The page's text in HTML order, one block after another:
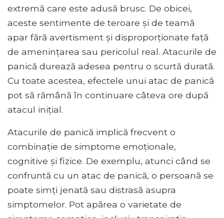
extremă care este adusă brusc. De obicei,
aceste sentimente de teroare și de teamă
apar fără avertisment și disproporționate față
de amenințarea sau pericolul real. Atacurile de
panică durează adesea pentru o scurtă durată.
Cu toate acestea, efectele unui atac de panică
pot să rămână în continuare câteva ore după
atacul inițial.
Atacurile de panică implică frecvent o
combinație de simptome emoționale,
cognitive și fizice. De exemplu, atunci când se
confruntă cu un atac de panică, o persoană se
poate simți jenată sau distrasă asupra
simptomelor. Pot apărea o varietate de